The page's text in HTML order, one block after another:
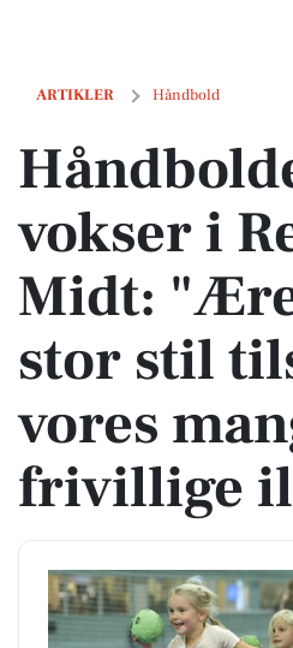
ARTIKLER Håndbold
Håndbolden vokser i Region
vokser i
Midt:
stor stil
vores
frivillige